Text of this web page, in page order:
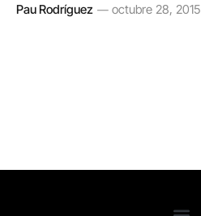
Pau Rodríguez octubre 28, 2015